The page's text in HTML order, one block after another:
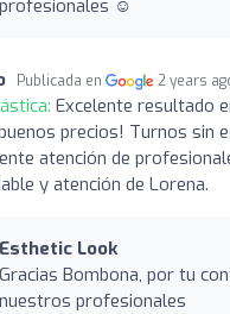
profesionales ☺️
Publicada en 2 years
Excelente resultado
precios! Turnos sin
atención de
y atención de Lorena.
Esthetic Look
Gracias Bombona, por tu
nuestros profesionales